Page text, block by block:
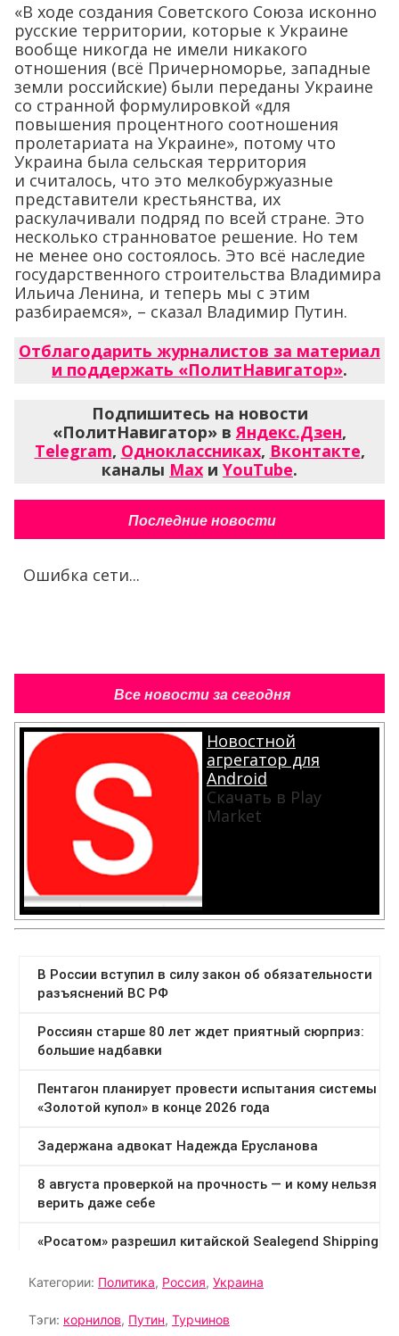
«В ходе создания Советского Союза исконно
русские территории, которые к Украине
вообще никогда не имели никакого
отношения (всё Причерноморье, западные
земли российские) были переданы Украине
со странной формулировкой «для
повышения процентного соотношения
пролетариата на Украине», потому что
Украина была сельская территория
и считалось, что это мелкобуржуазные
представители крестьянства, их
раскулачивали подряд по всей стране. Это
несколько странноватое решение. Но тем
не менее оно состоялось. Это всё наследие
государственного строительства Владимира
Ильича Ленина, и теперь мы с этим
разбираемся», – сказал Владимир Путин.
Отблагодарить журналистов за материал
и поддержать «ПолитНавигатор».
Подпишитесь на новости
«ПолитНавигатор» вЯндекс.Дзен,
Telegram, Одноклассниках, Вконтакте,
каналы Max и YouTube.
Последние новости
Ошибка сети...
Все новости за сегодня
Новостной
агрегатор для
Android
Скачать в Play
Market
Категории: Политика, Россия, Украина
Тэги: корнилов, Путин, Турчинов